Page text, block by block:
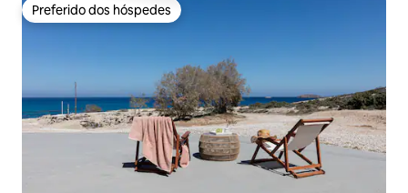
Preferido dos hóspedes
Preferido dos hóspedes